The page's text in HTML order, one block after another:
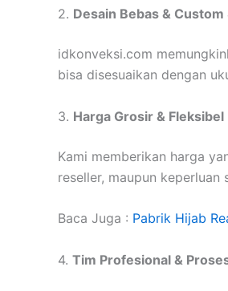
2. Desain Bebas &
idkonveksi.com
bisa disesuaikan dengan
3. Harga Grosir & Fleksibel
Kami memberikan harga
reseller, maupun
Baca Juga : Pabrik Hijab
4. Tim Profesional &